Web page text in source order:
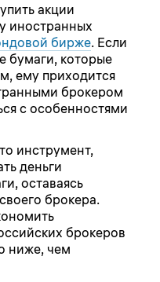
акции
иностранных
бирже. Если
бумаги, которые
ему приходится
брокером
с особенностями
инструмент,
деньги
оставаясь
брокера.
брокеров
ниже, чем